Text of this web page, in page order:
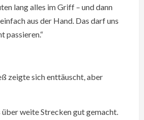
lang alles im Griff – und dann
aus der Hand. Das darf uns
passieren.“
zeigte sich enttäuscht, aber
über weite Strecken gut gemacht.